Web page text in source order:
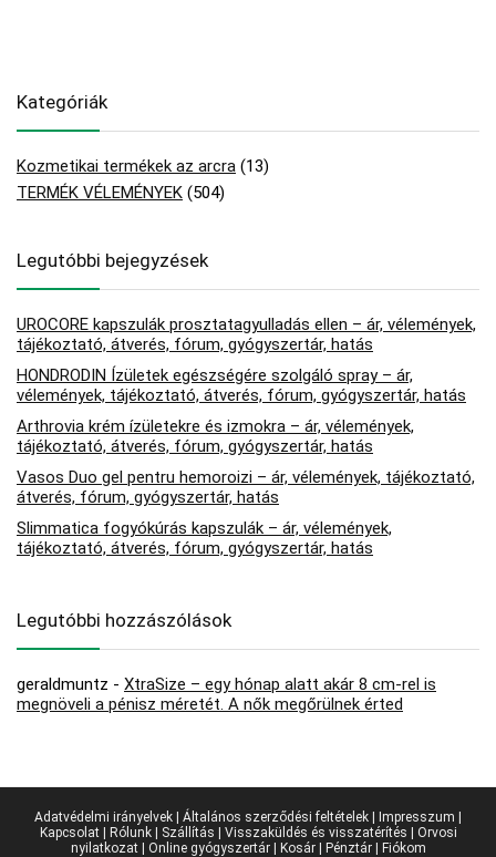
Kategóriák
Kozmetikai termékek az arcra (13)
TERMÉK VÉLEMÉNYEK (504)
Legutóbbi bejegyzések
UROCORE kapszulák prosztatagyulladás ellen – ár, vélemények,
tájékoztató, átverés, fórum, gyógyszertár, hatás
HONDRODIN Ízületek egészségére szolgáló spray – ár,
vélemények, tájékoztató, átverés, fórum, gyógyszertár, hatás
Arthrovia krém ízületekre és izmokra – ár, vélemények,
tájékoztató, átverés, fórum, gyógyszertár, hatás
Vasos Duo gel pentru hemoroizi – ár, vélemények, tájékoztató,
átverés, fórum, gyógyszertár, hatás
Slimmatica fogyókúrás kapszulák – ár, vélemények,
tájékoztató, átverés, fórum, gyógyszertár, hatás
Legutóbbi hozzászólások
geraldmuntz - XtraSize – egy hónap alatt akár 8 cm-rel is
megnöveli a pénisz méretét. A nők megőrülnek érted
Adatvédelmi irányelvek Általános szerződési feltételek Impresszum
Kapcsolat| Rólunk| Szállítás Visszaküldés és visszatérítés
Orvosi
nyilatkozat| Online gyógyszertár| Kosár| Pénztár|
Fiókom